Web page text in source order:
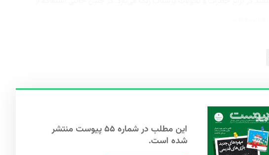
این مطلب در شماره ۵۵ پیوست منتشر
شده است.